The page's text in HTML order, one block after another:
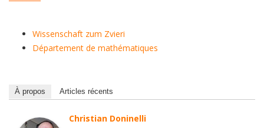
Wissenschaft zum Zvieri
Département de mathématiques
À propos Articles récents
Christian Doninelli